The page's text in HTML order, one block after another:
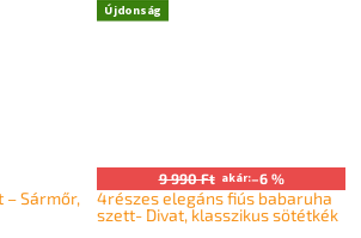
– Sármőr,
Újdonság
9 990 Ft akár:–6 %
4részes elegáns fiús babaruha
szett- Divat, klasszikus sötétkék